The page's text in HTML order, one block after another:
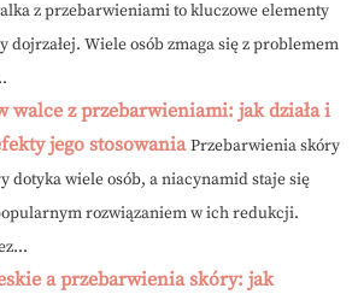
z przebarwieniami to kluczowe elementy
dojrzałej. Wiele osób zmaga się z problemem
walce z przebarwieniami: jak działa i
jego stosowania Przebarwienia skóry
dotyka wiele osób, a niacynamid staje się
rozwiązaniem w ich redukcji.
a przebarwienia skóry: jak